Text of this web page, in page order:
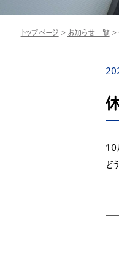
トップページ > お知らせ一覧 >
１
ど